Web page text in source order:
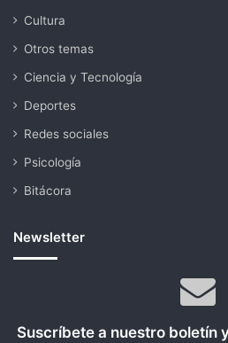
Cultura
Otros temas
Ciencia y Tecnología
Deportes
Redes sociales
Psicología
Bitácora
Newsletter
Suscríbete a nuestro boletín